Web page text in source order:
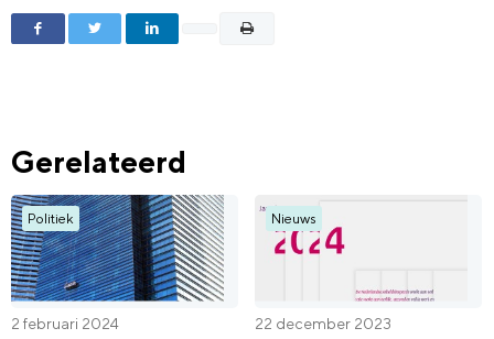
Gerelateerd
Politiek
2 februari 2024
Nieuws
22 december 2023